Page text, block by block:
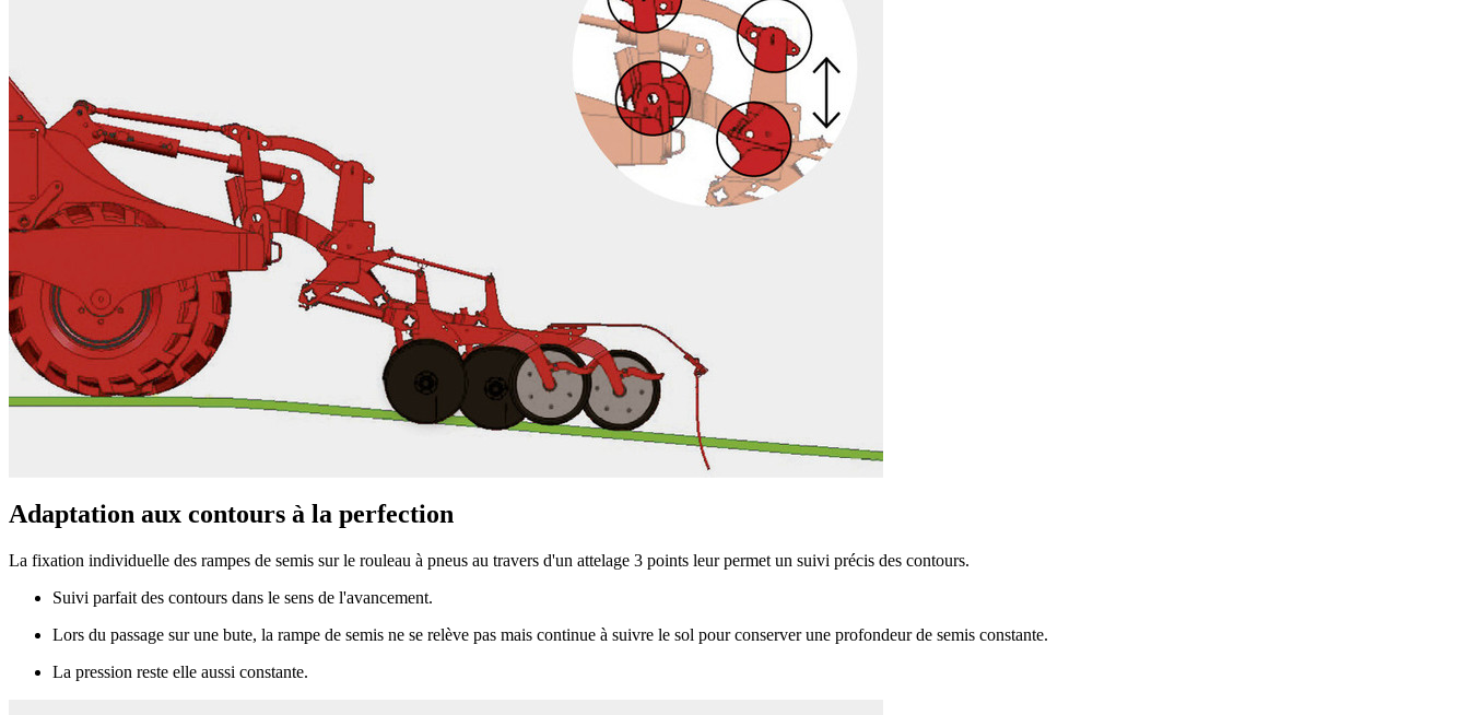
Adaptation aux contours à la perfection
La fixation individuelle des rampes de semis sur le rouleau à pneus au travers d'un attelage 3 points leur permet un suivi précis des contours.
Suivi parfait des contours dans le sens de l'avancement.
Lors du passage sur une bute, la rampe de semis ne se relève pas mais continue à suivre le sol pour conserver une profondeur de semis constante.
La pression reste elle aussi constante.